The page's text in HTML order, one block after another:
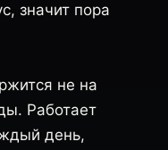
значит пора
не на
Работает
день,